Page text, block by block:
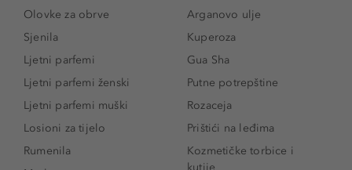
Olovke za obrve
Sjenila
Ljetni parfemi
Ljetni parfemi ženski
Ljetni parfemi muški
Losioni za tijelo
Rumenila
Arganovo ulje
Kuperoza
Gua Sha
Putne potrepštine
Rozaceja
Prištići na leđima
Kozmetičke torbice i